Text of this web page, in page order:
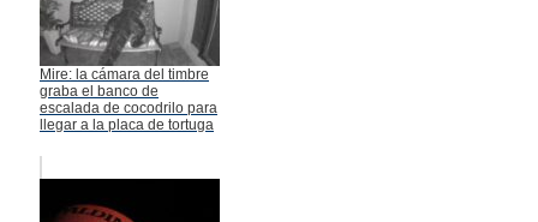
Mire: la cámara del timbre
graba el banco de
escalada de cocodrilo para
llegar a la placa de tortuga